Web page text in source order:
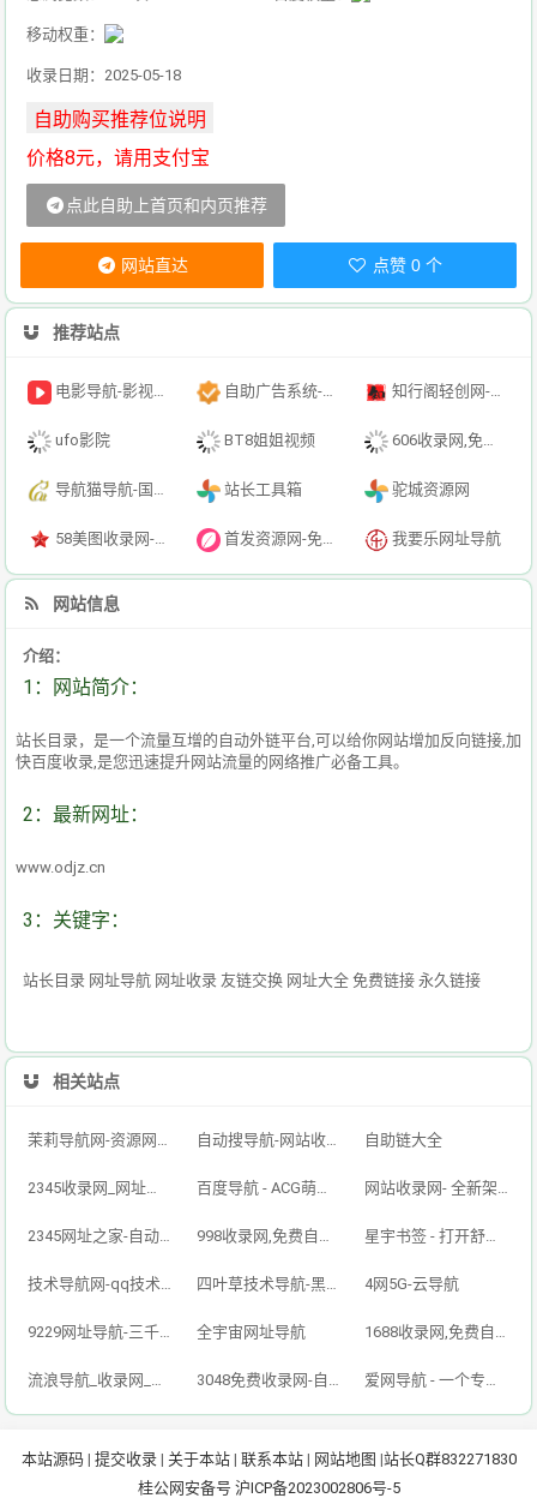
移动权重：
收录日期：2025-05-18
价格8元，请用支付宝
点此自助上首页和内页推荐
网站直达 点赞 0 个
推荐站点
电影导航-影视导航-电影搜索-影视搜索-电影站收录 自助广告系统-自助广告源码-自助投放广告插件 知行阁轻创网-分享网络赚钱项目-全网首发副业项目实操平台-副业创业项目网
ufo影院 BT8姐姐视频 606收录网,免费自动秒收录网址,提供自动收录,网站导航大全源码,自动链,友情链接交换。
导航猫导航-国内专业的技术资源网分类平台 站长工具箱 驼城资源网
58美图收录网-自动收录网站-流量交换-自动链 首发资源网-免费资源下载-最新php源码下载-热门资源下载 我要乐网址导航
网站信息
介绍：
1：网站简介：
站长目录，是一个流量互增的自动外链平台,可以给你网站增加反向链接,加
快百度收录,是您迅速提升网站流量的网络推广必备工具。
2：最新网址：
www.odjz.cn
3：关键字：
站长目录 网址导航 网址收录 友链交换 网址大全 免费链接 永久链接
相关站点
茉莉导航网-资源网址导航,汇集各大资源网,全网优质技术教程网 自动搜导航-网站收录-自动收录网-网址收录-自动秒收录 自助链大全
2345收录网_网址导航_免费收录网站_自动收录网_秒收录 百度导航 - ACG萌次元丨ACG导航网丨二次元导航丨资源网导航丨福利网址导航 - BaiDu导航 网站收录网- 全新架构自动秒收录网址导航，实现自主提交，自动化收录，打造百万网址库
2345网址之家-自动秒收录,好网址导航 998收录网,免费自动秒收录网址,提供自动收录,网站导航大全源码,自动链,友情链接交换。 星宇书签 - 打开舒适旅程，畅享资源之旅
技术导航网-qq技术导航网-专注网址收录研究 四叶草技术导航-黑科技,资源导航,云端,QQ技术导航网分享网络精品资源平台,多开,云端,网站源码,QQ技术,教程网,小刀娱乐网 4网5G-云导航
9229网址导航-三千万网民的首选（已创建12年） 全宇宙网址导航 1688收录网,免费自动秒收录网址,提供自动收录,网站导航大全源码,自动链,友情链接交换。
流浪导航_收录网_免费收录网站_自动收录网_秒收录 3048免费收录网-自动链接-友情链接网 爱网导航 - 一个专注收集分享优质免费资源的导航
本站源码| 提交收录| 关于本站| 联系本站| 网站地图 |站长Q群832271830
桂公网安备号 沪ICP备2023002806号-5